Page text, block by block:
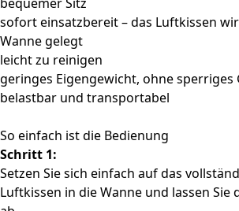
sofort einsatzbereit – das Luftkissen
Wanne gelegt
leicht zu reinigen
geringes Eigengewicht, ohne sperriges
belastbar und transportabel
So einfach ist die Bedienung
Schritt 1:
Setzen Sie sich einfach auf das
Luftkissen in die Wanne und lassen Sie